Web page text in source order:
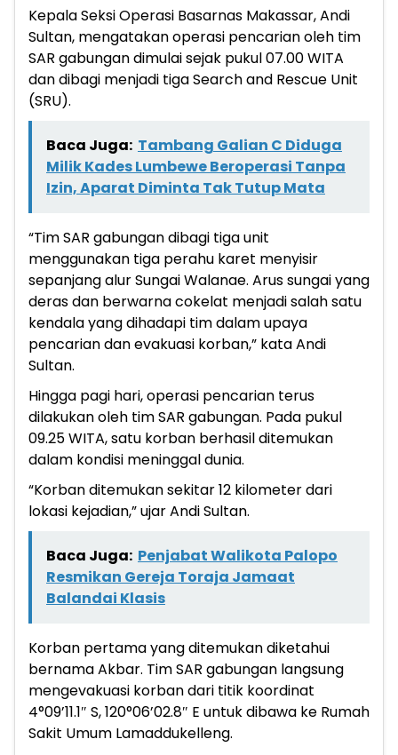
Kepala Seksi Operasi Basarnas Makassar, Andi
Sultan, mengatakan operasi pencarian oleh tim
SAR gabungan dimulai sejak pukul 07.00 WITA
dan dibagi menjadi tiga Search and Rescue Unit
(SRU).
Baca Juga: Tambang Galian C Diduga
Milik Kades Lumbewe Beroperasi Tanpa
Izin, Aparat Diminta Tak Tutup Mata
“Tim SAR gabungan dibagi tiga unit
menggunakan tiga perahu karet menyisir
sepanjang alur Sungai Walanae. Arus sungai yang
deras dan berwarna cokelat menjadi salah satu
kendala yang dihadapi tim dalam upaya
pencarian dan evakuasi korban,” kata Andi
Sultan.
Hingga pagi hari, operasi pencarian terus
dilakukan oleh tim SAR gabungan. Pada pukul
09.25 WITA, satu korban berhasil ditemukan
dalam kondisi meninggal dunia.
“Korban ditemukan sekitar 12 kilometer dari
lokasi kejadian,” ujar Andi Sultan.
Baca Juga: Penjabat Walikota Palopo
Resmikan Gereja Toraja Jamaat
Balandai Klasis
Korban pertama yang ditemukan diketahui
bernama Akbar. Tim SAR gabungan langsung
mengevakuasi korban dari titik koordinat
4°09’11.1″ S, 120°06’02.8″ E untuk dibawa ke Rumah
Sakit Umum Lamaddukelleng.